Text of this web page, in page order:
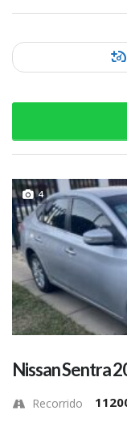
4
Nissan Sentra
Recorrido